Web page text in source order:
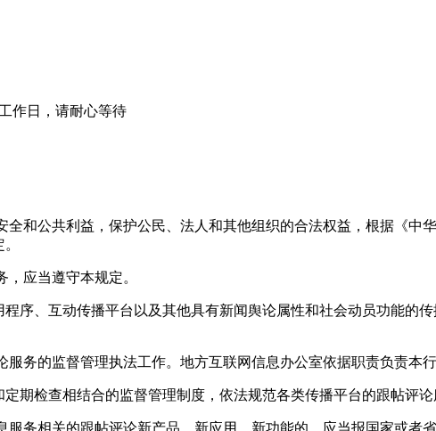
作日，请耐心等待
和公共利益，保护公民、法人和其他组织的合法权益，根据《
应当遵守本规定。
序、互动传播平台以及其他具有新闻舆论属性和社会动员功能的
务的监督管理执法工作。地方互联网信息办公室依据职责负责本
期检查相结合的监督管理制度，依法规范各类传播平台的跟帖评论
务相关的跟帖评论新产品、新应用、新功能的，应当报国家或者